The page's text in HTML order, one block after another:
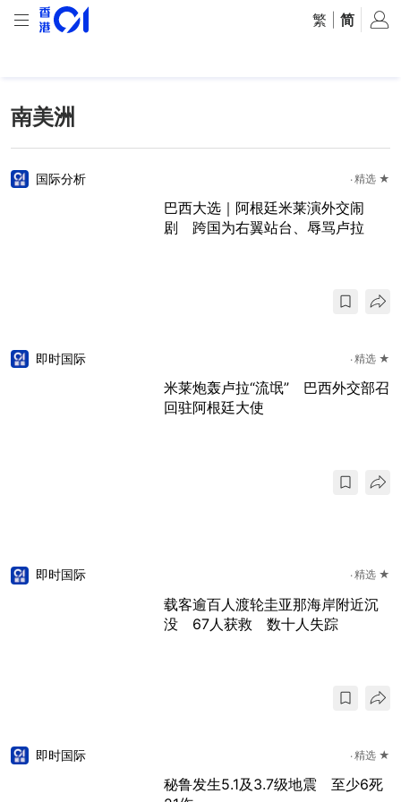
繁 简
南美洲
国际分析 精选 ★
巴西大选｜阿根廷米莱演外交闹
剧 跨国为右翼站台、辱骂卢拉
即时国际 精选 ★
米莱炮轰卢拉“流氓” 巴西外交部召
回驻阿根廷大使
即时国际 精选 ★
载客逾百人渡轮圭亚那海岸附近沉
没 67人获救 数十人失踪
即时国际 精选 ★
秘鲁发生5.1及3.7级地震 至少6死